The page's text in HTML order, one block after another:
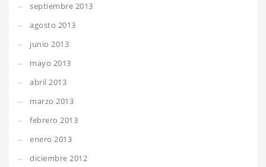
septiembre 2013
agosto 2013
junio 2013
mayo 2013
abril 2013
marzo 2013
febrero 2013
enero 2013
diciembre 2012